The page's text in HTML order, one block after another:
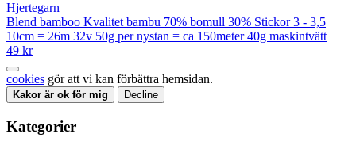
Hjertegarn
Blend bamboo Kvalitet bambu 70% bomull 30% Stickor 3 - 3,5
10cm = 26m 32v 50g per nystan = ca 150meter 40g maskintvätt
49 kr
cookies gör att vi kan förbättra hemsidan.
Kakor är ok för mig Decline
Kategorier